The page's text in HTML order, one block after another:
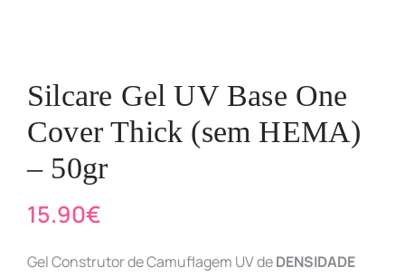
Silcare Gel UV Base One
Cover Thick (sem HEMA)
– 50gr
15.90€
Gel Construtor de Camuflagem UV deDENSIDADE